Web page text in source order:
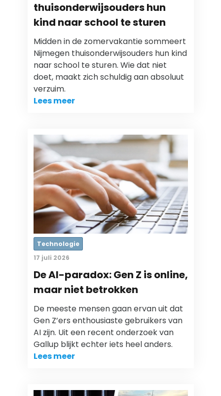
thuisonderwijsouders hun
kind naar school te sturen
Midden in de zomervakantie sommeert
Nijmegen thuisonderwijsouders hun kind
naar school te sturen. Wie dat niet
doet, maakt zich schuldig aan absoluut
verzuim.
Lees meer
Technologie
17 juli 2026
De AI-paradox: Gen Z is online,
maar niet betrokken
De meeste mensen gaan ervan uit dat
Gen Z’ers enthousiaste gebruikers van
AI zijn. Uit een recent onderzoek van
Gallup blijkt echter iets heel anders.
Lees meer